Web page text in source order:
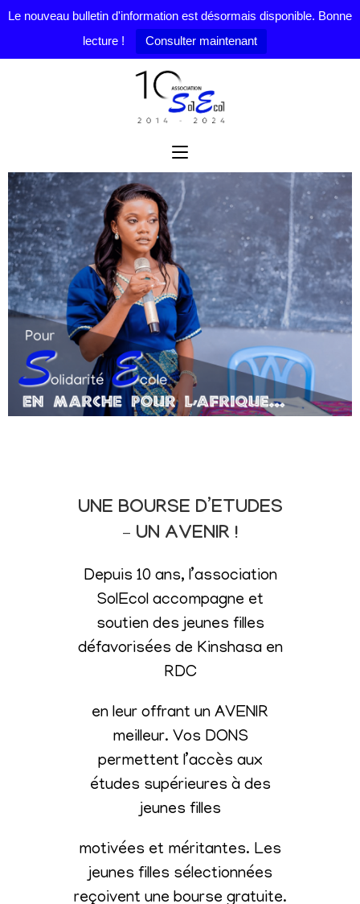
Le nouveau bulletin d'information est désormais disponible. Bonne
lecture !
Consulter maintenant
UNE BOURSE D’ETUDES
– UN AVENIR !
Depuis 10 ans, l’association
SolEcol accompagne et
soutien des jeunes filles
défavorisées de Kinshasa en
RDC
en leur offrant un AVENIR
meilleur. Vos DONS
permettent l’accès aux
études supérieures à des
jeunes filles
motivées et méritantes. Les
jeunes filles sélectionnées
reçoivent une bourse gratuite.